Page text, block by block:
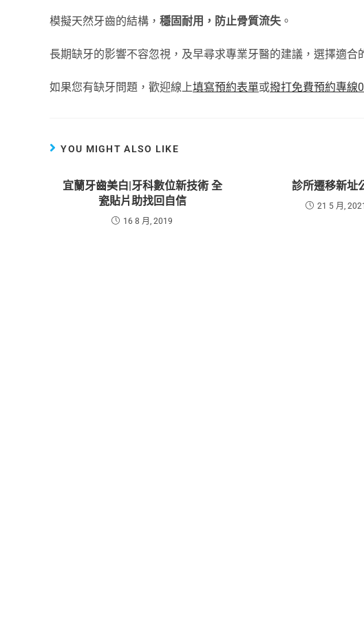
模擬天然牙齒的結構， 穩固耐用，防止骨質流失 。
長期缺牙的影響不容忽視，及早尋求專業牙醫的建議，選擇適合
如果您有缺牙問題，歡迎線上填寫預約表單或撥打免費預約專線
YOU MIGHT ALSO LIKE
宜蘭牙齒美白|牙科數位新技術 全
瓷貼片助找回自信
16 8 月, 2019
診所遷移新址
21 5 月, 2021